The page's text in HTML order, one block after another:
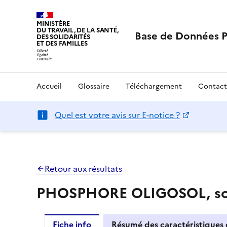
MINISTÈRE
DU TRAVAIL, DE LA SANTÉ,
DES SOLIDARITÉS
ET DES FAMILLES Base de Données
Accueil Glossaire Téléchargement Contact
Quel est votre avis sur E-notice ?
Retour aux résultats
PHOSPHORE
Fiche info Résumé des